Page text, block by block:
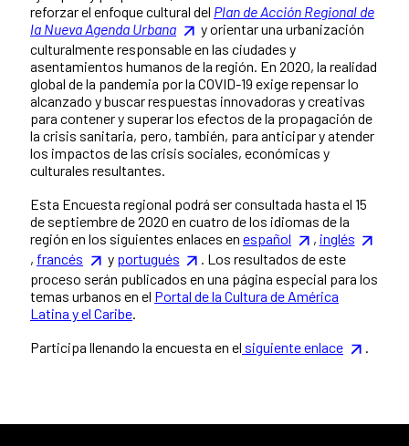
reforzar el enfoque cultural del Plan de Acción Regional de
la Nueva Agenda Urbana
y orientar una urbanización
culturalmente responsable en las ciudades y
asentamientos humanos de la región. En 2020, la realidad
global de la pandemia por la COVID-19 exige repensar lo
alcanzado y buscar respuestas innovadoras y creativas
para contener y superar los efectos de la propagación de
la crisis sanitaria, pero, también, para anticipar y atender
los impactos de las crisis sociales, económicas y
culturales resultantes.
Esta Encuesta regional podrá ser consultada hasta el 15
de septiembre de 2020 en cuatro de los idiomas de la
región en los siguientes enlaces en español , inglés
, francés y portugués
. Los resultados de este
proceso serán publicados en una página especial para los
temas urbanos en el Portal de la Cultura de América
Latina y el Caribe.
Participa llenando la encuesta en el siguiente enlace .